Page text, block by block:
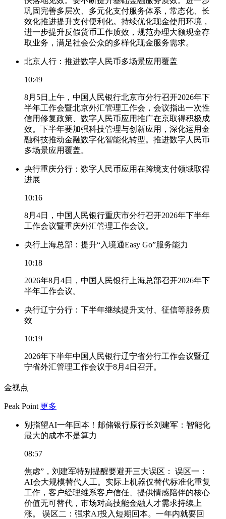
巩固完善多层次、多元化支付服务体系，常态化、长
效化推进提升支付便利化。持续优化现金使用环境，
进一步提升反假货币工作质效，规范办理大额现金存
取业务，满足社会公众的多样化现金服务需求。
北京人行：推进数字人民币多场景应用覆盖
10:49
8月5日上午，中国人民银行北京市分行召开2026年下
半年工作会暨北京外汇管理工作会，会议指出一次性
信用修复政策、数字人民币应用推广在京取得积极成
效。下半年要加强科技管理与创新应用，深化运用金
融科技推动金融数字化智能化转型。推进数字人民币
多场景应用覆盖。
央行重庆分行：数字人民币应用在跨境支付领域取得
进展
10:16
8月4日，中国人民银行重庆市分行召开2026年下半年
工作会议暨重庆外汇管理工作会议。
央行上海总部：提升“入境通Easy Go”服务能力
10:18
2026年8月4日，中国人民银行上海总部召开2026年下
半年工作会议。
央行辽宁分行：下半年继续提升支付、征信等服务质
效
10:19
2026年下半年中国人民银行辽宁省分行工作会议暨辽
宁省外汇管理工作会议于8月4日召开。
金视点
Peak Point 更多
别指望AI一年回本！邮储银行原行长刘建军：智能化
最大的成本不是算力
08:57
焦虑”，刘建军特别提醒要避开三大误区： 误区一：
AI会大规模替代人工。实际上机器仅替代标准化重复
工作，客户经理维系客户信任、提供情感陪伴的核心
价值无可替代，市场对高技能金融人才需求持续上
涨。 误区二：强求AI投入短期回本。一年内就要回